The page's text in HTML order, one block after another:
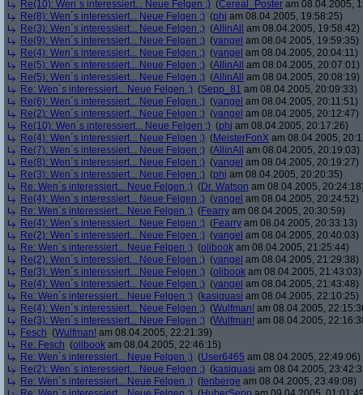
Re(10): Wen´s interessiert... Neue Felgen ;) (Cereal_Poster am 08.04.2005,
Re(8): Wen´s interessiert... Neue Felgen ;) (phj am 08.04.2005, 19:58:25)
Re(3): Wen´s interessiert... Neue Felgen ;) (AllinAll
am 08.04.2005, 19:58:42)
Re(9): Wen´s interessiert... Neue Felgen ;) (yangel am 08.04.2005, 19:59:35)
Re(4): Wen´s interessiert... Neue Felgen ;) (yangel am 08.04.2005, 20:04:11)
Re(5): Wen´s interessiert... Neue Felgen ;) (AllinAll
am 08.04.2005, 20:07:01)
Re(5): Wen´s interessiert... Neue Felgen ;) (AllinAll
am 08.04.2005, 20:08:19)
Re: Wen´s interessiert... Neue Felgen ;) (Sepp_81 am 08.04.2005, 20:09:33)
Re(6): Wen´s interessiert... Neue Felgen ;) (yangel am 08.04.2005, 20:11:51)
Re(2): Wen´s interessiert... Neue Felgen ;) (yangel am 08.04.2005, 20:12:47)
Re(10): Wen´s interessiert... Neue Felgen ;) (phj am 08.04.2005, 20:17:26)
Re(4): Wen´s interessiert... Neue Felgen ;) (MeisterFonX am 08.04.2005,
Re(7): Wen´s interessiert... Neue Felgen ;) (AllinAll
am 08.04.2005, 20:19:03)
Re(8): Wen´s interessiert... Neue Felgen ;) (yangel am 08.04.2005, 20:19:27)
Re(3): Wen´s interessiert... Neue Felgen ;) (phj am 08.04.2005, 20:20:35)
Re: Wen´s interessiert... Neue Felgen ;) (Dr. Watson am 08.04.2005,
Re(4): Wen´s interessiert... Neue Felgen ;) (yangel am 08.04.2005, 20:24:52)
Re: Wen´s interessiert... Neue Felgen ;) (Fearry am 08.04.2005, 20:30:59)
Re(4): Wen´s interessiert... Neue Felgen ;) (Fearry am 08.04.2005, 20:33:13)
Re(2): Wen´s interessiert... Neue Felgen ;) (yangel am 08.04.2005, 20:40:03)
Re: Wen´s interessiert... Neue Felgen ;) (olibook am 08.04.2005, 21:25:44)
Re(2): Wen´s interessiert... Neue Felgen ;) (yangel am 08.04.2005, 21:29:38)
Re(3): Wen´s interessiert... Neue Felgen ;) (olibook am 08.04.2005, 21:43:03)
Re(4): Wen´s interessiert... Neue Felgen ;) (yangel am 08.04.2005, 21:43:48)
Re: Wen´s interessiert... Neue Felgen ;) (kasiquasi am 08.04.2005, 22:10:25)
Re(4): Wen´s interessiert... Neue Felgen ;) (Wulfman! am 08.04.2005,
Re(3): Wen´s interessiert... Neue Felgen ;) (Wulfman! am 08.04.2005,
Fesch (Wulfman! am 08.04.2005, 22:21:39)
Re: Fesch (olibook am 08.04.2005, 22:46:15)
Re: Wen´s interessiert... Neue Felgen ;) (User6465 am 08.04.2005, 22:49:06)
Re(2): Wen´s interessiert... Neue Felgen ;) (kasiquasi am 08.04.2005,
Re: Wen´s interessiert... Neue Felgen ;) (tenberge am 08.04.2005, 23:49:08)